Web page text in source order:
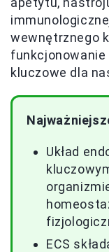
wewnętrznego
kluczowe dla
Układ
ECS